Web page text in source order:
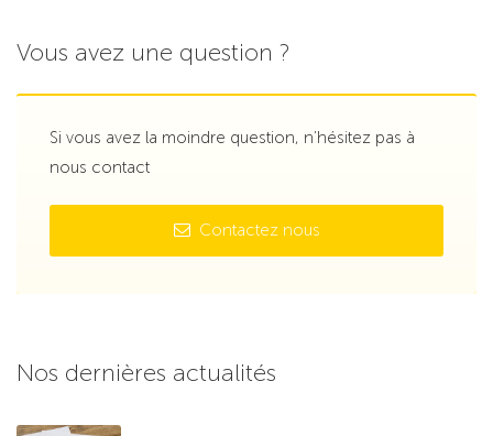
Vous avez une question ?
Si vous avez la moindre question, n’hésitez pas à
nous contact
Contactez nous
Nos dernières actualités